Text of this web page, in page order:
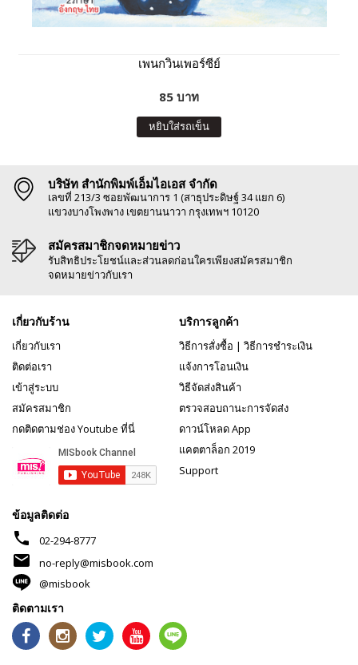
เพนกวินเพอร์ซีย์
85 บาท
หยิบใส่รถเข็น
บริษัท สำนักพิมพ์เอ็มไอเอส จำกัด
เลขที่ 213/3 ซอยพัฒนาการ 1 (สาธุประดิษฐ์ 34 แยก 6)
แขวงบางโพงพาง เขตยานนาวา กรุงเทพฯ 10120
สมัครสมาชิกจดหมายข่าว
รับสิทธิประโยชน์และส่วนลดก่อนใครเพียงสมัครสมาชิก
จดหมายข่าวกับเรา
เกี่ยวกับร้าน
เกี่ยวกับเรา
ติดต่อเรา
เข้าสู่ระบบ
สมัครสมาชิก
กดติดตามช่อง Youtube ที่นี่
บริการลูกค้า
วิธีการสั่งซื้อ | วิธีการชำระเงิน
แจ้งการโอนเงิน
วิธีจัดส่งสินค้า
ตรวจสอบถานะการจัดส่ง
ดาวน์โหลด App
แคตตาล็อก 2019
Support
ข้อมูลติดต่อ
phone 02-294-8777
mail
no-reply@misbook.com
@misbook
ติดตามเรา